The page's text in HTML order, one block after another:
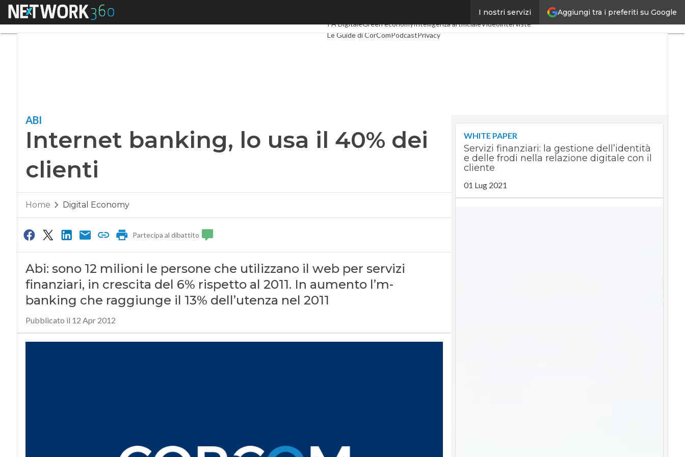
Aggiungi tra i preferiti su Google
I nostri servizi
Menu
SpacEconomy
PA DigitaleGreen economyIntelligenza artificialeVideointerviste
Le Guide di CorComPodcastPrivacy
ABI
Internet banking, lo usa il 40% dei
clienti
Home Digital Economy
Partecipa al dibattito
Abi: sono 12 milioni le persone che utilizzano il web per servizi
finanziari, in crescita del 6% rispetto al 2011. In aumento l’m-
banking che raggiunge il 13% dell’utenza nel 2011
Pubblicato il 12 Apr 2012
WHITE PAPER
Servizi finanziari: la gestione dell’identità
e delle frodi nella relazione digitale con il
cliente
01 Lug 2021